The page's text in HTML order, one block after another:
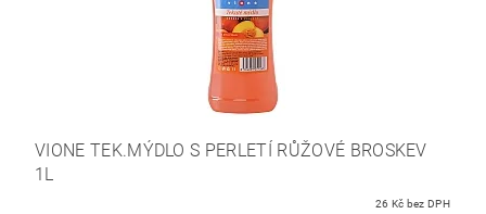
VIONE TEK.MÝDLO S PERLETÍ RŮŽOVÉ BROSKEV
1L
26 Kč bez DPH